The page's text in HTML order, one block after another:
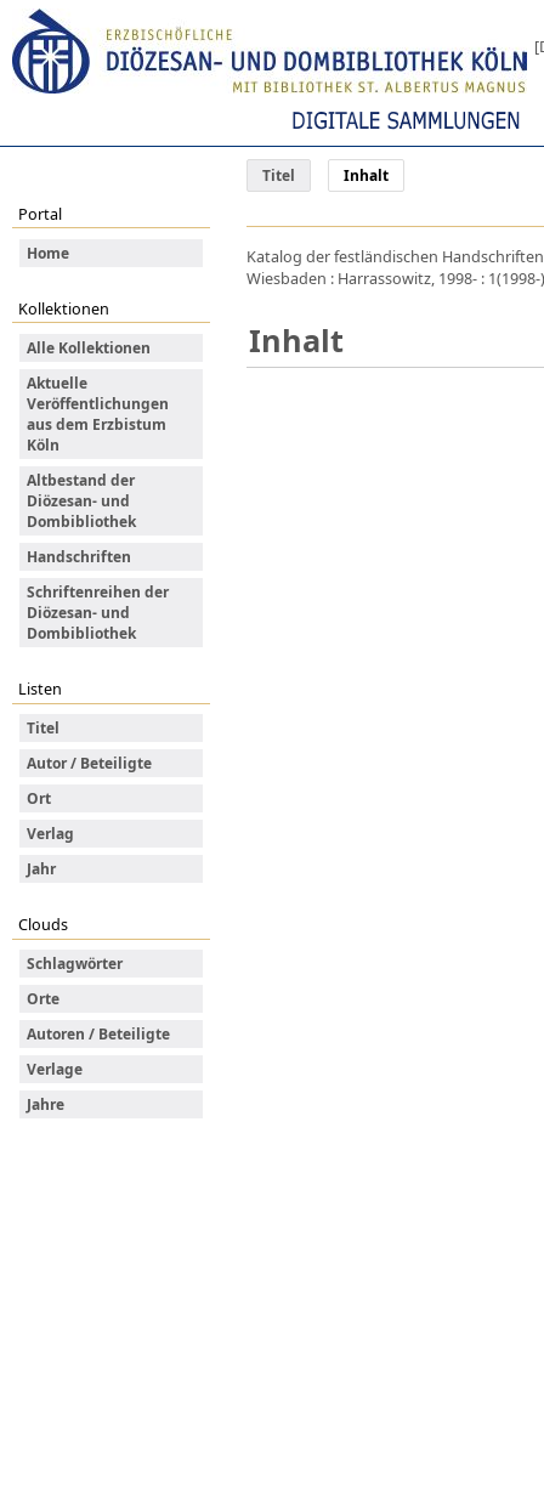
Titel Inhalt
Portal
Home
Kollektionen
Alle Kollektionen
Aktuelle
Veröffentlichungen
aus dem Erzbistum
Köln
Altbestand der
Diözesan- und
Dombibliothek
Handschriften
Schriftenreihen der
Diözesan- und
Dombibliothek
Listen
Titel
Autor / Beteiligte
Ort
Verlag
Jahr
Clouds
Schlagwörter
Orte
Autoren / Beteiligte
Verlage
Jahre
Katalog der festländischen
Wiesbaden : Harrassowitz, 1998- :
Inhalt